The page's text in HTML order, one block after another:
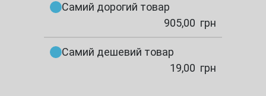
Самий дорогий товар
905,00 грн
Самий дешевий товар
19,00 грн